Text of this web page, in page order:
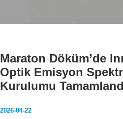
Ana Sayfa
Haberler
Maraton Döküm’de Innovate T5 Optik
Maraton Döküm’de
Optik Emisyon
Kurulumu
2026-04-22